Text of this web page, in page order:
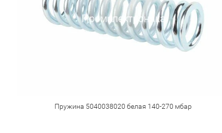
Пружина 5040038020 белая 140-270 мбар